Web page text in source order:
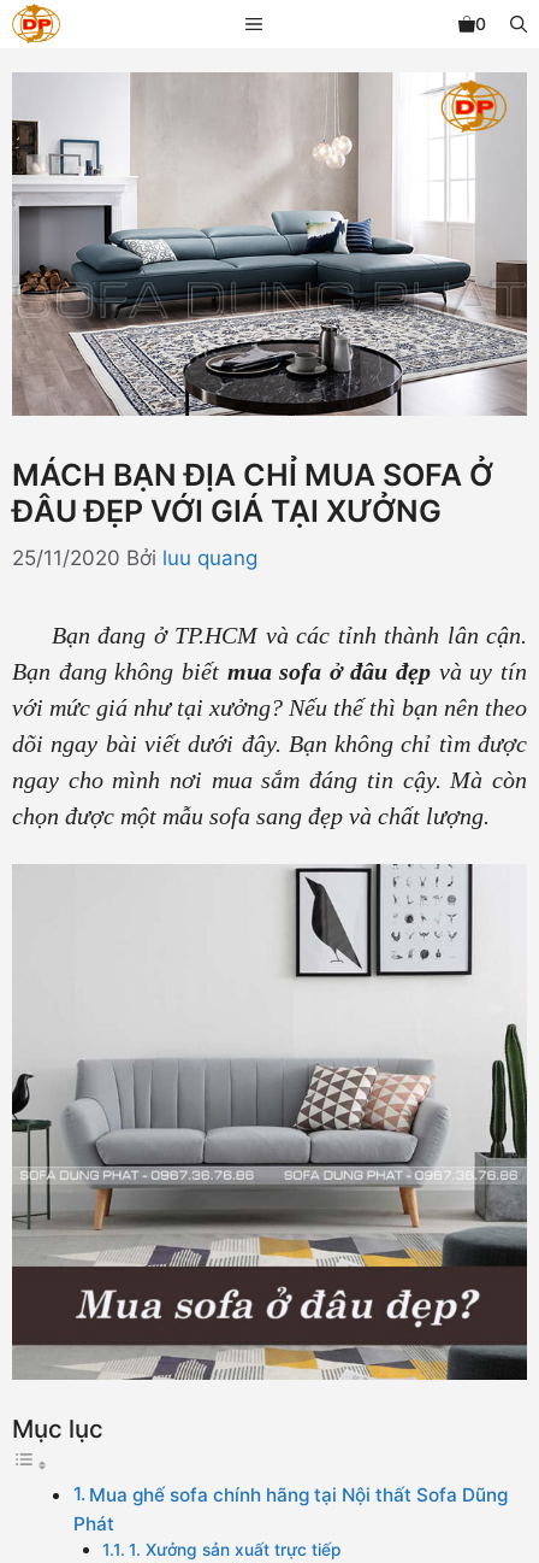
Chuyển
đến
nội
MENU 0
MÁCH BẠN ĐỊA CHỈ MUA SOFA Ở
ĐÂU ĐẸP VỚI GIÁ TẠI XƯỞNG
25/11/2020 Bởi luu quang
Bạn đang ở TP.HCM và các tỉnh thành lân cận.
Bạn đang không biết mua sofa ở đâu đẹp và uy tín
với mức giá như tại xưởng? Nếu thế thì bạn nên theo
dõi ngay bài viết dưới đây. Bạn không chỉ tìm được
ngay cho mình nơi mua sắm đáng tin cậy. Mà còn
chọn được một mẫu sofa sang đẹp và chất lượng.
Mục lục
Mua ghế sofa chính hãng tại Nội thất Sofa Dũng
Phát
1. Xưởng sản xuất trực tiếp